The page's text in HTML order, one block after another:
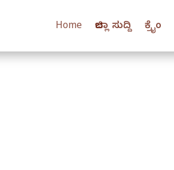
Home ಜಿಲ್ಲಾ ಸುದ್ದಿ ಕ್ರೈಂ